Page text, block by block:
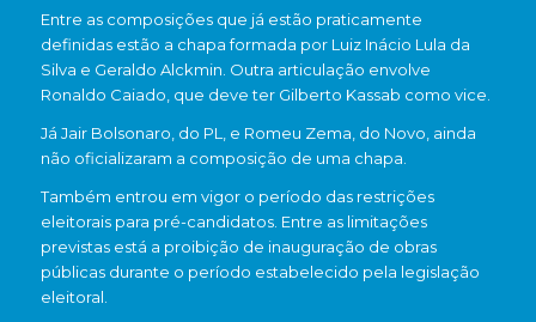
Entre as composições que já estão praticamente
definidas estão a chapa formada por Luiz Inácio Lula da
Silva e Geraldo Alckmin . Outra articulação envolve
Ronaldo Caiado , que deve ter Gilberto Kassab como vice.
Já Jair Bolsonaro , do PL, e Romeu Zema , do Novo, ainda
não oficializaram a composição de uma chapa.
Também entrou em vigor o período das restrições
eleitorais para pré-candidatos. Entre as limitações
previstas está a proibição de inauguração de obras
públicas durante o período estabelecido pela legislação
eleitoral.